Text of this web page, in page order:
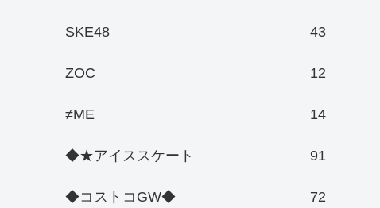
SKE48 43
ZOC 12
≠ME 14
◆★アイススケート 91
◆コストコGW◆ 72